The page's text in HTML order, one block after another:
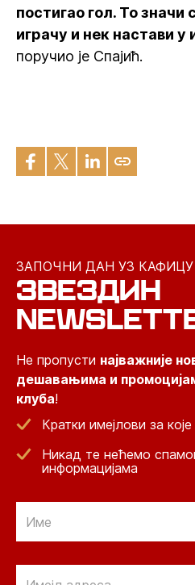
постигао гол. То
играчу и нек настави
поручио је Спајић.
ЗАПОЧНИ ДАН УЗ
ЗВЕЗДИН
Не пропусти најважније
дешавањима и
клуба!
Кратки имејлови за
Никад те нећемо
информацијама